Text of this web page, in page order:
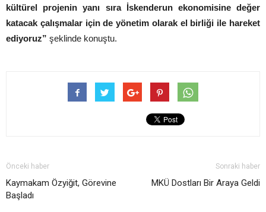
kültürel projenin yanı sıra İskenderun ekonomisine değer
katacak çalışmalar için de yönetim olarak el birliği ile hareket
ediyoruz” şeklinde konuştu.
Önceki haber
Kaymakam Özyiğit, Görevine
Başladı
Sonraki haber
MKÜ Dostları Bir Araya Geldi